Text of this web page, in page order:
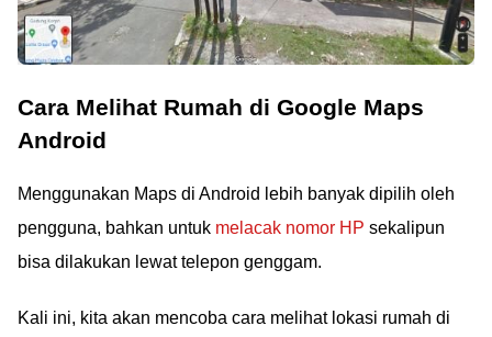
Cara Melihat Rumah di Google Maps
Android
Menggunakan Maps di Android lebih banyak dipilih oleh
pengguna, bahkan untuk melacak nomor HP sekalipun
bisa dilakukan lewat telepon genggam.
Kali ini, kita akan mencoba cara melihat lokasi rumah di